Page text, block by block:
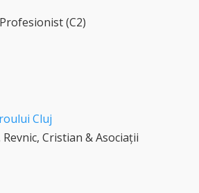
(C2)
Cluj
Revnic, Cristian & Asociații